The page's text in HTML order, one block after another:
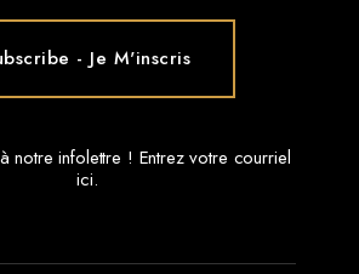
notre infolettre ! Entrez votre courriel
ici.